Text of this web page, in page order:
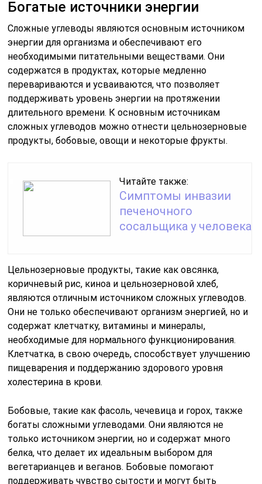
Богатые источники энергии
Сложные углеводы являются основным источником
энергии для организма и обеспечивают его
необходимыми питательными веществами. Они
содержатся в продуктах, которые медленно
перевариваются и усваиваются, что позволяет
поддерживать уровень энергии на протяжении
длительного времени. К основным источникам
сложных углеводов можно отнести цельнозерновые
продукты, бобовые, овощи и некоторые фрукты.
Читайте также:
Симптомы инвазии
печеночного
сосальщика у человека
Цельнозерновые продукты, такие как овсянка,
коричневый рис, киноа и цельнозерновой хлеб,
являются отличным источником сложных углеводов.
Они не только обеспечивают организм энергией, но и
содержат клетчатку, витамины и минералы,
необходимые для нормального функционирования.
Клетчатка, в свою очередь, способствует улучшению
пищеварения и поддержанию здорового уровня
холестерина в крови.
Бобовые, такие как фасоль, чечевица и горох, также
богаты сложными углеводами. Они являются не
только источником энергии, но и содержат много
белка, что делает их идеальным выбором для
вегетарианцев и веганов. Бобовые помогают
поддерживать чувство сытости и могут быть